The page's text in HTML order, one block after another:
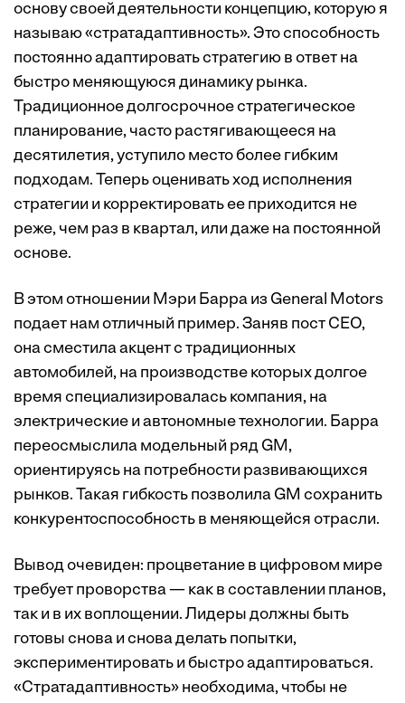
основу своей деятельности концепцию, которую я
называю «стратадаптивность». Это способность
постоянно адаптировать стратегию в ответ на
быстро меняющуюся динамику рынка.
Традиционное долгосрочное стратегическое
планирование, часто растягивающееся на
десятилетия, уступило место более гибким
подходам. Теперь оценивать ход исполнения
стратегии и корректировать ее приходится не
реже, чем раз в квартал, или даже на постоянной
основе.
В этом отношении Мэри Барра из General Motors
подает нам отличный пример. Заняв пост CEO,
она сместила акцент с традиционных
автомобилей, на производстве которых долгое
время специализировалась компания, на
электрические и автономные технологии. Барра
переосмыслила модельный ряд GM,
ориентируясь на потребности развивающихся
рынков. Такая гибкость позволила GM сохранить
конкурентоспособность в меняющейся отрасли.
Вывод очевиден: процветание в цифровом мире
требует проворства — как в составлении планов,
так и в их воплощении. Лидеры должны быть
готовы снова и снова делать попытки,
экспериментировать и быстро адаптироваться.
«Стратадаптивность» необходима, чтобы не